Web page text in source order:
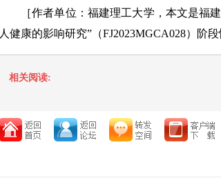
［作者单位：福建理工大学，本文是福
人健康的影响研究”（FJ2023MGCA028）阶段
相关阅读: